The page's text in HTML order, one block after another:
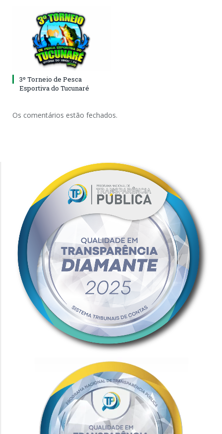
3º Torneio de Pesca
Esportiva do Tucunaré
Os comentários estão fechados.